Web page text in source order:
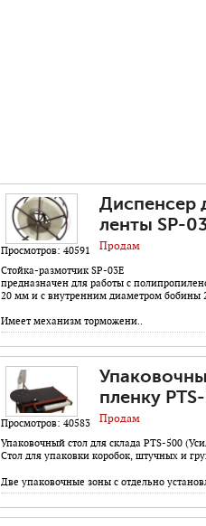
Просмотров: 40591
Диспенсер
ленты SP-
Продам
Стойка-размотчик SP-03E
предназначен для работы с
20 мм и с внутренним диаметром бобины
Имеет механизм торможени..
Просмотров: 40583
пленку
Продам
Упаковочный стол для склада PTS-500
Стол для упаковки коробок, штучных и
Две упаковочные зоны с отдельно